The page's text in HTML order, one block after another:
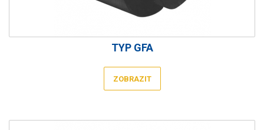
TYP GFA
ZOBRAZIT